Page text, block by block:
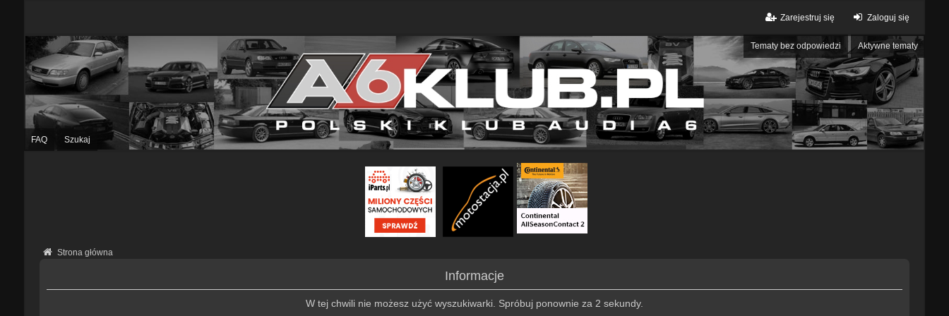
Zaloguj się
Zarejestruj się
Tematy bez odpowiedzi Aktywne tematy
FAQ Szukaj
Strona główna
Informacje
W tej chwili nie możesz użyć wyszukiwarki. Spróbuj ponownie za 2 sekundy.